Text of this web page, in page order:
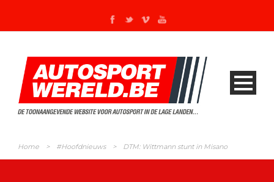
Home > #Hoofdnieuws > DTM: Wittmann stunt in Misano